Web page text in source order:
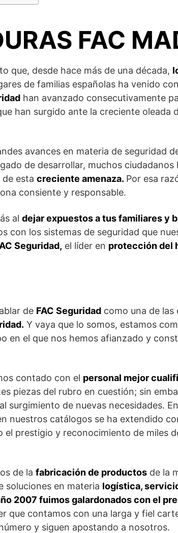
FAC
que, desde hace más de una década,
de familias españolas ha venido
han avanzado consecutivamente
han surgido ante la creciente oleada
avances en materia de seguridad
de desarrollar, muchos
esta creciente amenaza. Por esa
consiente y responsable.
al dejar expuestos a tus familiares y
con los sistemas de seguridad que
Seguridad, el líder en protección del
de FAC Seguridad como una de las
Y vaya que lo somos, estamos
en el que nos hemos afianzado y
contado con el personal mejor
piezas del rubro en cuestión; sin
surgimiento de nuevas necesidades.
nuestros catálogos se ha extendido
el prestigio y reconocimiento de miles
de la fabricación de productos de la
soluciones en materia logística,
2007 fuimos galardonados con el
que contamos con una larga y fiel
y siguen apostando a nosotros.